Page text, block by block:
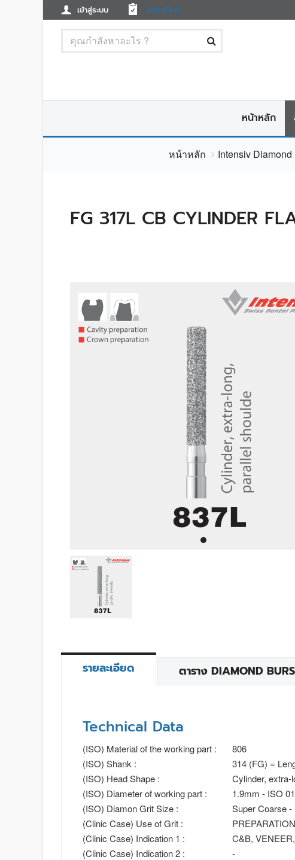
เข้าสู่ระบบ ลงทะเบียน
หน้าหลัก
หน้าหลัก Intensiv Diamond
FG 317L CB CYLINDER
รายละเอียด ตาราง DIAMOND
Technical Data
(ISO) Material of the working part :
806
(ISO) Shank :
314 (FG) =
(ISO) Head Shape :
Cylinder, extra-
(ISO) Diameter of working part :
1.9mm - ISO
(ISO) Diamon Grit Size :
Super Coarse -
(Clinic Case) Use of Grit :
PREPARATION
(Clinic Case) Indication 1 :
C&B,
(Clinic Case) Indication 2 :
-